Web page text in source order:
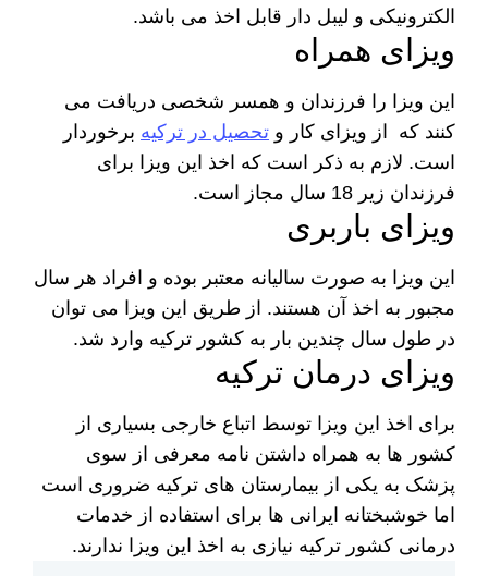
الکترونیکی و لیبل دار قابل اخذ می باشد.
ویزای همراه
این ویزا را فرزندان و همسر شخصی دریافت می
کنند که از ویزای کار و تحصیل در ترکیه برخوردار
است. لازم به ذکر است که اخذ این ویزا برای
فرزندان زیر 18 سال مجاز است.
ویزای باربری
این ویزا به صورت سالیانه معتبر بوده و افراد هر سال
مجبور به اخذ آن هستند. از طریق این ویزا می توان
در طول سال چندین بار به کشور ترکیه وارد شد.
ویزای درمان ترکیه
برای اخذ این ویزا توسط اتباع خارجی بسیاری از
کشور ها به همراه داشتن نامه معرفی از سوی
پزشک به یکی از بیمارستان های ترکیه ضروری است
اما خوشبختانه ایرانی ها برای استفاده از خدمات
درمانی کشور ترکیه نیازی به اخذ این ویزا ندارند.